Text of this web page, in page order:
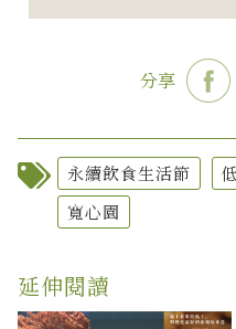
分享
永續飲食生活節
寬心園
延伸閱讀